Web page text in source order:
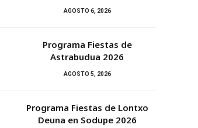
AGOSTO 6, 2026
Programa Fiestas de
Astrabudua 2026
AGOSTO 5, 2026
Programa Fiestas de Lontxo
Deuna en Sodupe 2026